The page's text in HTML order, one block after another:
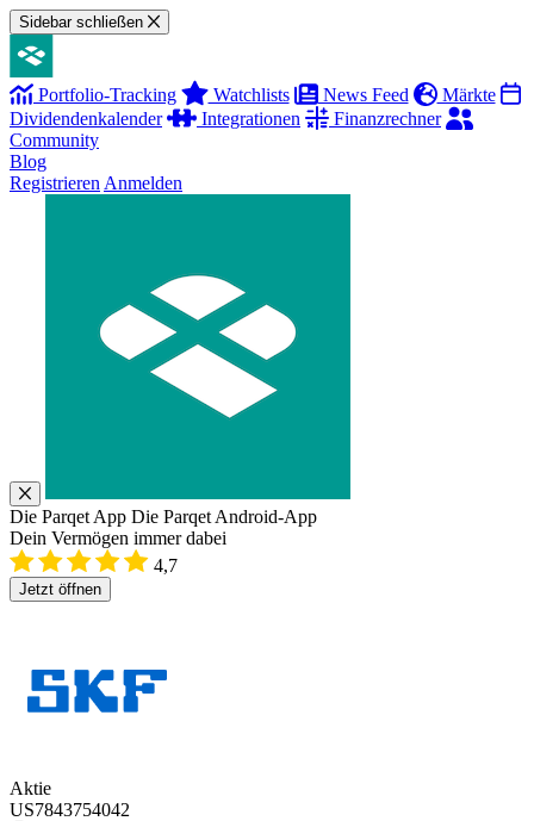
Sidebar schließen
Portfolio-Tracking Watchlists News Feed
Märkte
Dividendenkalender
Integrationen
Finanzrechner
Community
Blog
Registrieren Anmelden
Die Parqet App Die Parqet Android-App
Dein Vermögen immer dabei
4,7
Jetzt öffnen
Aktie
US7843754042